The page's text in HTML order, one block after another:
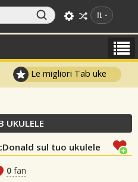
It
Le migliori Tab uke
UKULELE
sul tuo ukulele
0 fan